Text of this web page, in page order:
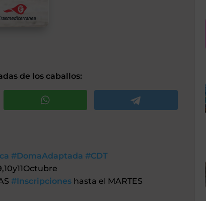
de los caballos:
#DomaAdaptada #CDT
#Inscripciones hasta el MARTES